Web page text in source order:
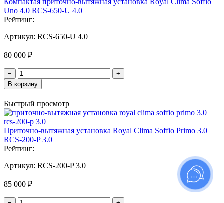
Uno 4.0 RCS-650-U 4.0
Рейтинг:
Артикул: RCS-650-U 4.0
80 000 ₽
−
+
В корзину
Быстрый просмотр
Приточно-вытяжная установка Royal Clima Soffio Primo 3.0
RCS-200-P 3.0
Рейтинг:
Артикул: RCS-200-P 3.0
85 000 ₽